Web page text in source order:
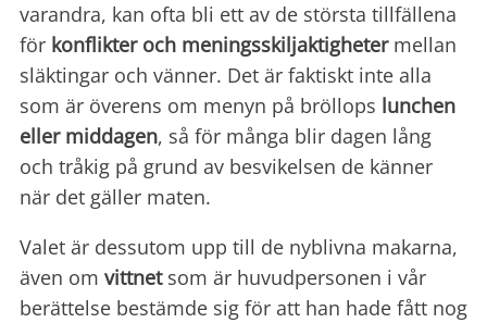
varandra, kan ofta bli ett av de största tillfällena
för konflikter och meningsskiljaktighetermellan
släktingar och vänner. Det är faktiskt inte alla
som är överens om menyn på bröllops lunchen
eller middagen, så för många blir dagen lång
och tråkig på grund av besvikelsen de känner
när det gäller maten.
Valet är dessutom upp till de nyblivna makarna,
även om vittnetsom är huvudpersonen i vår
berättelse bestämde sig för att han hade fått nog